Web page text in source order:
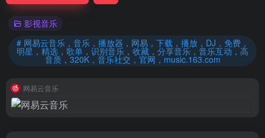
影视音乐
# 网易云音乐，音乐，播放器，网易，下载，播放，DJ，免费，
明星，精选，歌单，识别音乐，收藏，分享音乐，音乐互动，高
音质，320K，音乐社交，官网，music.163.com
网易云音乐